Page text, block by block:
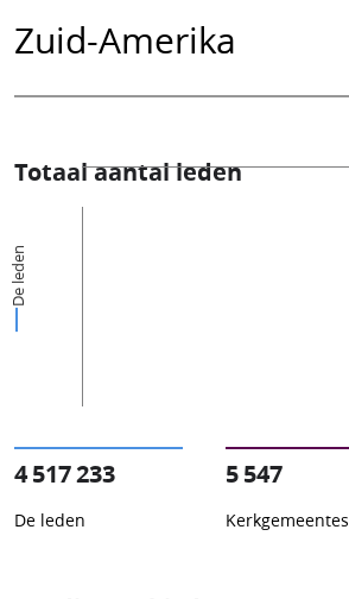
Zuid-Amerika
Totaal aantal leden
De leden
4 517 233
De leden
5 547
Kerkgemeentes